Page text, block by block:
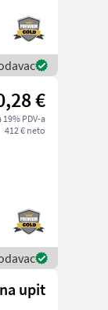
€
19% PDV-a
412 € neto
upit